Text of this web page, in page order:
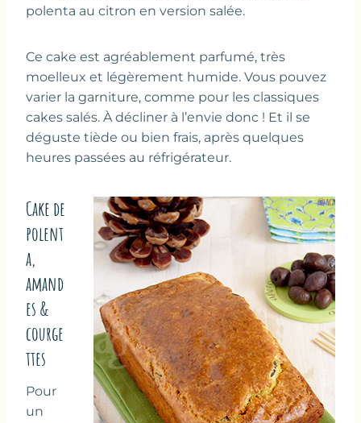
polenta au citron en version salée.
Ce cake est agréablement parfumé, très
moelleux et légèrement humide. Vous pouvez
varier la garniture, comme pour les classiques
cakes salés. À décliner à l’envie donc ! Et il se
déguste tiède ou bien frais, après quelques
heures passées au réfrigérateur.
Cake de
polent
a,
amand
es &
courge
ttes
Pour
un